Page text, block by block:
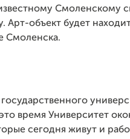
Смоленскому
Арт-объект будет
Смоленска.
время Университет
сегодня живут и